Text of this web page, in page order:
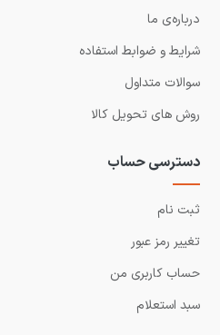
درباره‌ی ما
شرایط و ضوابط استفاده
سوالات متداول
روش های تحویل کالا
دسترسی حساب
ثبت نام
تغییر رمز عبور
حساب کاربری من
سبد استعلام